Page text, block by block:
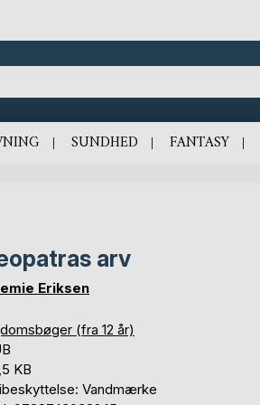
SUNDHED FANTASY
arv
Eriksen
(fra 12 år)
KB
Vandmærke